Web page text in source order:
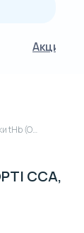
Акции
Кассеты для калибровки tHb (OPTI CCA, CCA-TS), 1 шт
CCA,